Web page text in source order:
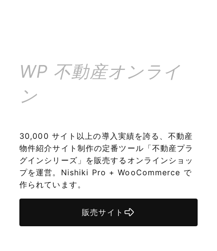
WP 不動産オンライ
ン
30,000 サイト以上の導入実績を誇る、不動産
物件紹介サイト制作の定番ツール「不動産プラ
グインシリーズ」を販売するオンラインショッ
プを運営。Nishiki Pro + WooCommerce で
作られています。
販売サイト